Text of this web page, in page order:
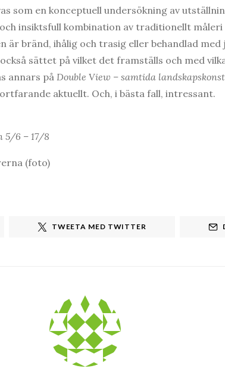
som en konceptuell undersökning av
insiktsfull kombination av traditionellt
är bränd, ihålig och trasig eller behandlad med
sättet på vilket det framställs och med
annars på Double View – samtida landskapskonst
aktuellt. Och, i bästa fall, intressant.
5/6 – 17/8
(foto)
TWEETA MED TWITTER